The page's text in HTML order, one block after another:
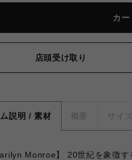
カ
店頭受け取り
説明 / 素材 概要 サイズ
Monroe】 20世紀を象徴